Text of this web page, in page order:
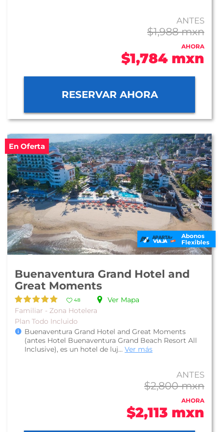
ANTES
$1,988 mxn
AHORA
$1,784 mxn
RESERVAR AHORA
En Oferta
Abonos
Flexibles
Buenaventura Grand Hotel and
Great Moments
48
Ver Mapa
Familiar - Zona Hotelera
Plan Todo Incluido
Buenaventura Grand Hotel and Great Moments
(antes Hotel Buenaventura Grand Beach Resort All
Inclusive), es un hotel de luj... Ver más
ANTES
$2,800 mxn
AHORA
$2,113 mxn